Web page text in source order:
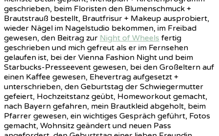
geschrieben, beim Floristen den Blumenschmuck +
Brautstrauß bestellt, Brautfrisur + Makeup ausprobiert,
wieder Nägel im Nagelstudio bekommen, im Freibad
gewesen, den Beitrag zur Night of Wheels fertig
geschrieben und mich gefreut als er im Fernsehen
gelaufen ist, bei der Vienna Fashion Night und beim
Starbucks-Presseevent gewesen, bei den Großeltern auf
einen Kaffee gewesen, Ehevertrag aufgesetzt +
unterschrieben, den Geburtstag der Schwiegermutter
gefeiert, Hochzeitstanz geübt, Homeworkout gemacht,
nach Bayern gefahren, mein Brautkleid abgeholt, beim
Pfarrer gewesen, ein wichtiges Gespräch geführt, Fotos
gemacht, Wohnsitz geändert und neuen Pass